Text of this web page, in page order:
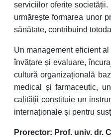
serviciilor oferite
urmărește formarea unor
sănătate, contribuind
Un management eficient
învățare și evaluare,
cultură organizațională
medical și farmaceutic,
calității constituie un
internaționale și pentru
Prorector: Prof. univ. dr.